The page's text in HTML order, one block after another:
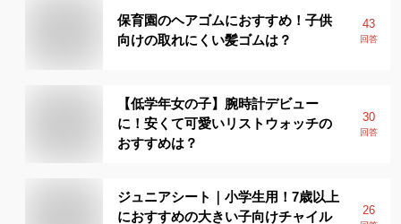
保育園のヘアゴムにおすすめ！子供
向けの取れにくい髪ゴムは？
43
回答
【低学年女の子】腕時計デビュー
に！安くて可愛いリストウォッチの
おすすめは？
30
回答
ジュニアシート｜小学生用！7歳以上
におすすめの大きい子向けチャイル
26